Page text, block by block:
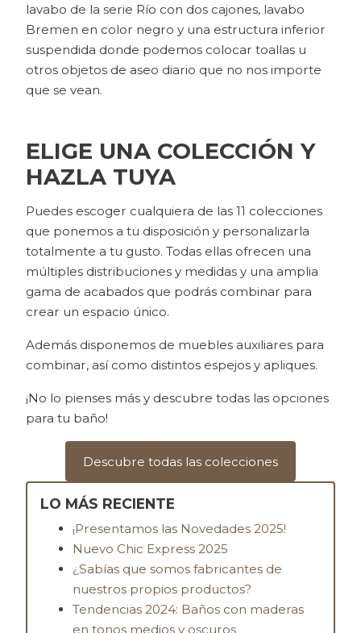
lavabo de la serie Río con dos cajones, lavabo
Bremen en color negro y una estructura inferior
suspendida donde podemos colocar toallas u
otros objetos de aseo diario que no nos importe
que se vean.
ELIGE UNA COLECCIÓN Y
HAZLA TUYA
Puedes escoger cualquiera de las 11 colecciones
que ponemos a tu disposición y personalizarla
totalmente a tu gusto. Todas ellas ofrecen una
múltiples distribuciones y medidas y una amplia
gama de acabados que podrás combinar para
crear un espacio único.
Además disponemos de muebles auxiliares para
combinar, así como distintos espejos y apliques.
¡No lo pienses más y descubre todas las opciones
para tu baño!
Descubre todas las colecciones
LO MÁS RECIENTE
¡Presentamos las Novedades 2025!
Nuevo Chic Express 2025
¿Sabías que somos fabricantes de
nuestros propios productos?
Tendencias 2024: Baños con maderas
en tonos medios y oscuros